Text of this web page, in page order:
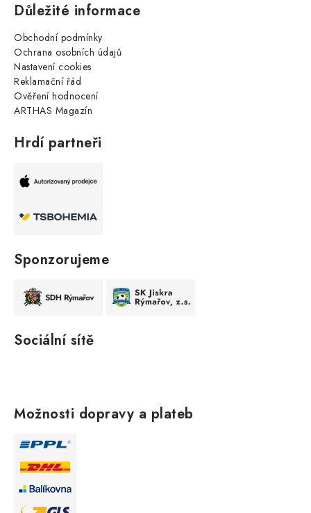
Důležité informace
Obchodní podmínky
Ochrana osobních údajů
Nastavení cookies
Reklamační řád
Ověření hodnocení
ARTHAS Magazín
Hrdí partneři
Sponzorujeme
Sociální sítě
Možnosti dopravy a plateb